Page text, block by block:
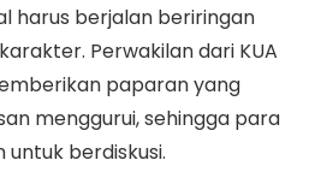
harus berjalan beriringan
Perwakilan dari KUA
paparan yang
menggurui, sehingga para
berdiskusi.